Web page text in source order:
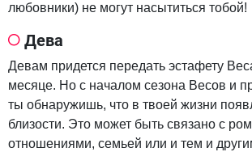
любовники) не могут насытиться тобой!
Дева
Девам придется передать эстафету
месяце. Но с началом сезона Весов и
ты обнаружишь, что в твоей жизни
близости. Это может быть связано с
отношениями, семьей или и тем и